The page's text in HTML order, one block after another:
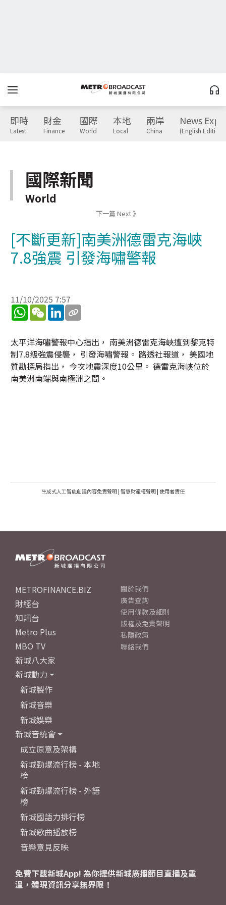
即時
Latest
財金
Finance
國際
World
本地
Local
兩岸
China
News
(English Edition)
國際新聞
World
下一篇 Next 》
[不斷更新]南美洲德雷克海峽
7.8強震 引發海嘯警報
11/10/2025 7:57
WhatsApp
WeChatLinkedIn
太平洋海嘯警報中心指出， 南美洲德雷克海峽遭到黎克特
制7.8級強震侵襲， 引發海嘯警報。 路透社報道， 美國地
質勘探局指出， 今次地震深度10公里。 德雷克海峽位於
南美洲南端與南極洲之間。
生成式人工智能創建內容免責聲明 | 智慧財產權聲明 | 使用者責任
METROFINANCE.BIZ
財經台
知訊台
Metro Plus
MBO TV
新城八大家
新城動力
新城製作
新城音樂
新城娛樂
新城音統會
成立原意及架構
新城勁爆流行榜 - 本地
榜
新城勁爆流行榜 - 外語
榜
新城國語力排行榜
新城歌曲播放榜
音樂意見反映
關於我們
廣告查詢
使用條款及細則
版權及免責聲明
私隱政策
聯絡我們
免費下載新城App! 為你提供新城廣播節目直播及重
溫，體現資訊分享無界限！